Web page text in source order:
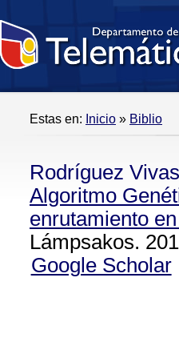
Estas en: Inicio » Biblio
Rodríguez
Algoritmo
enrutamiento
Lámpsakos.
Google Scholar